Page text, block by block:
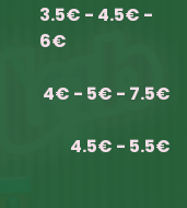
3.5€ - 4.5€ -
6€
4€ - 5€ - 7.5€
4.5€ - 5.5€